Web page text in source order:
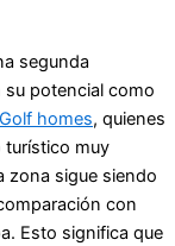
segunda
su potencial como
homes, quienes
turístico muy
zona sigue siendo
con
Esto significa que